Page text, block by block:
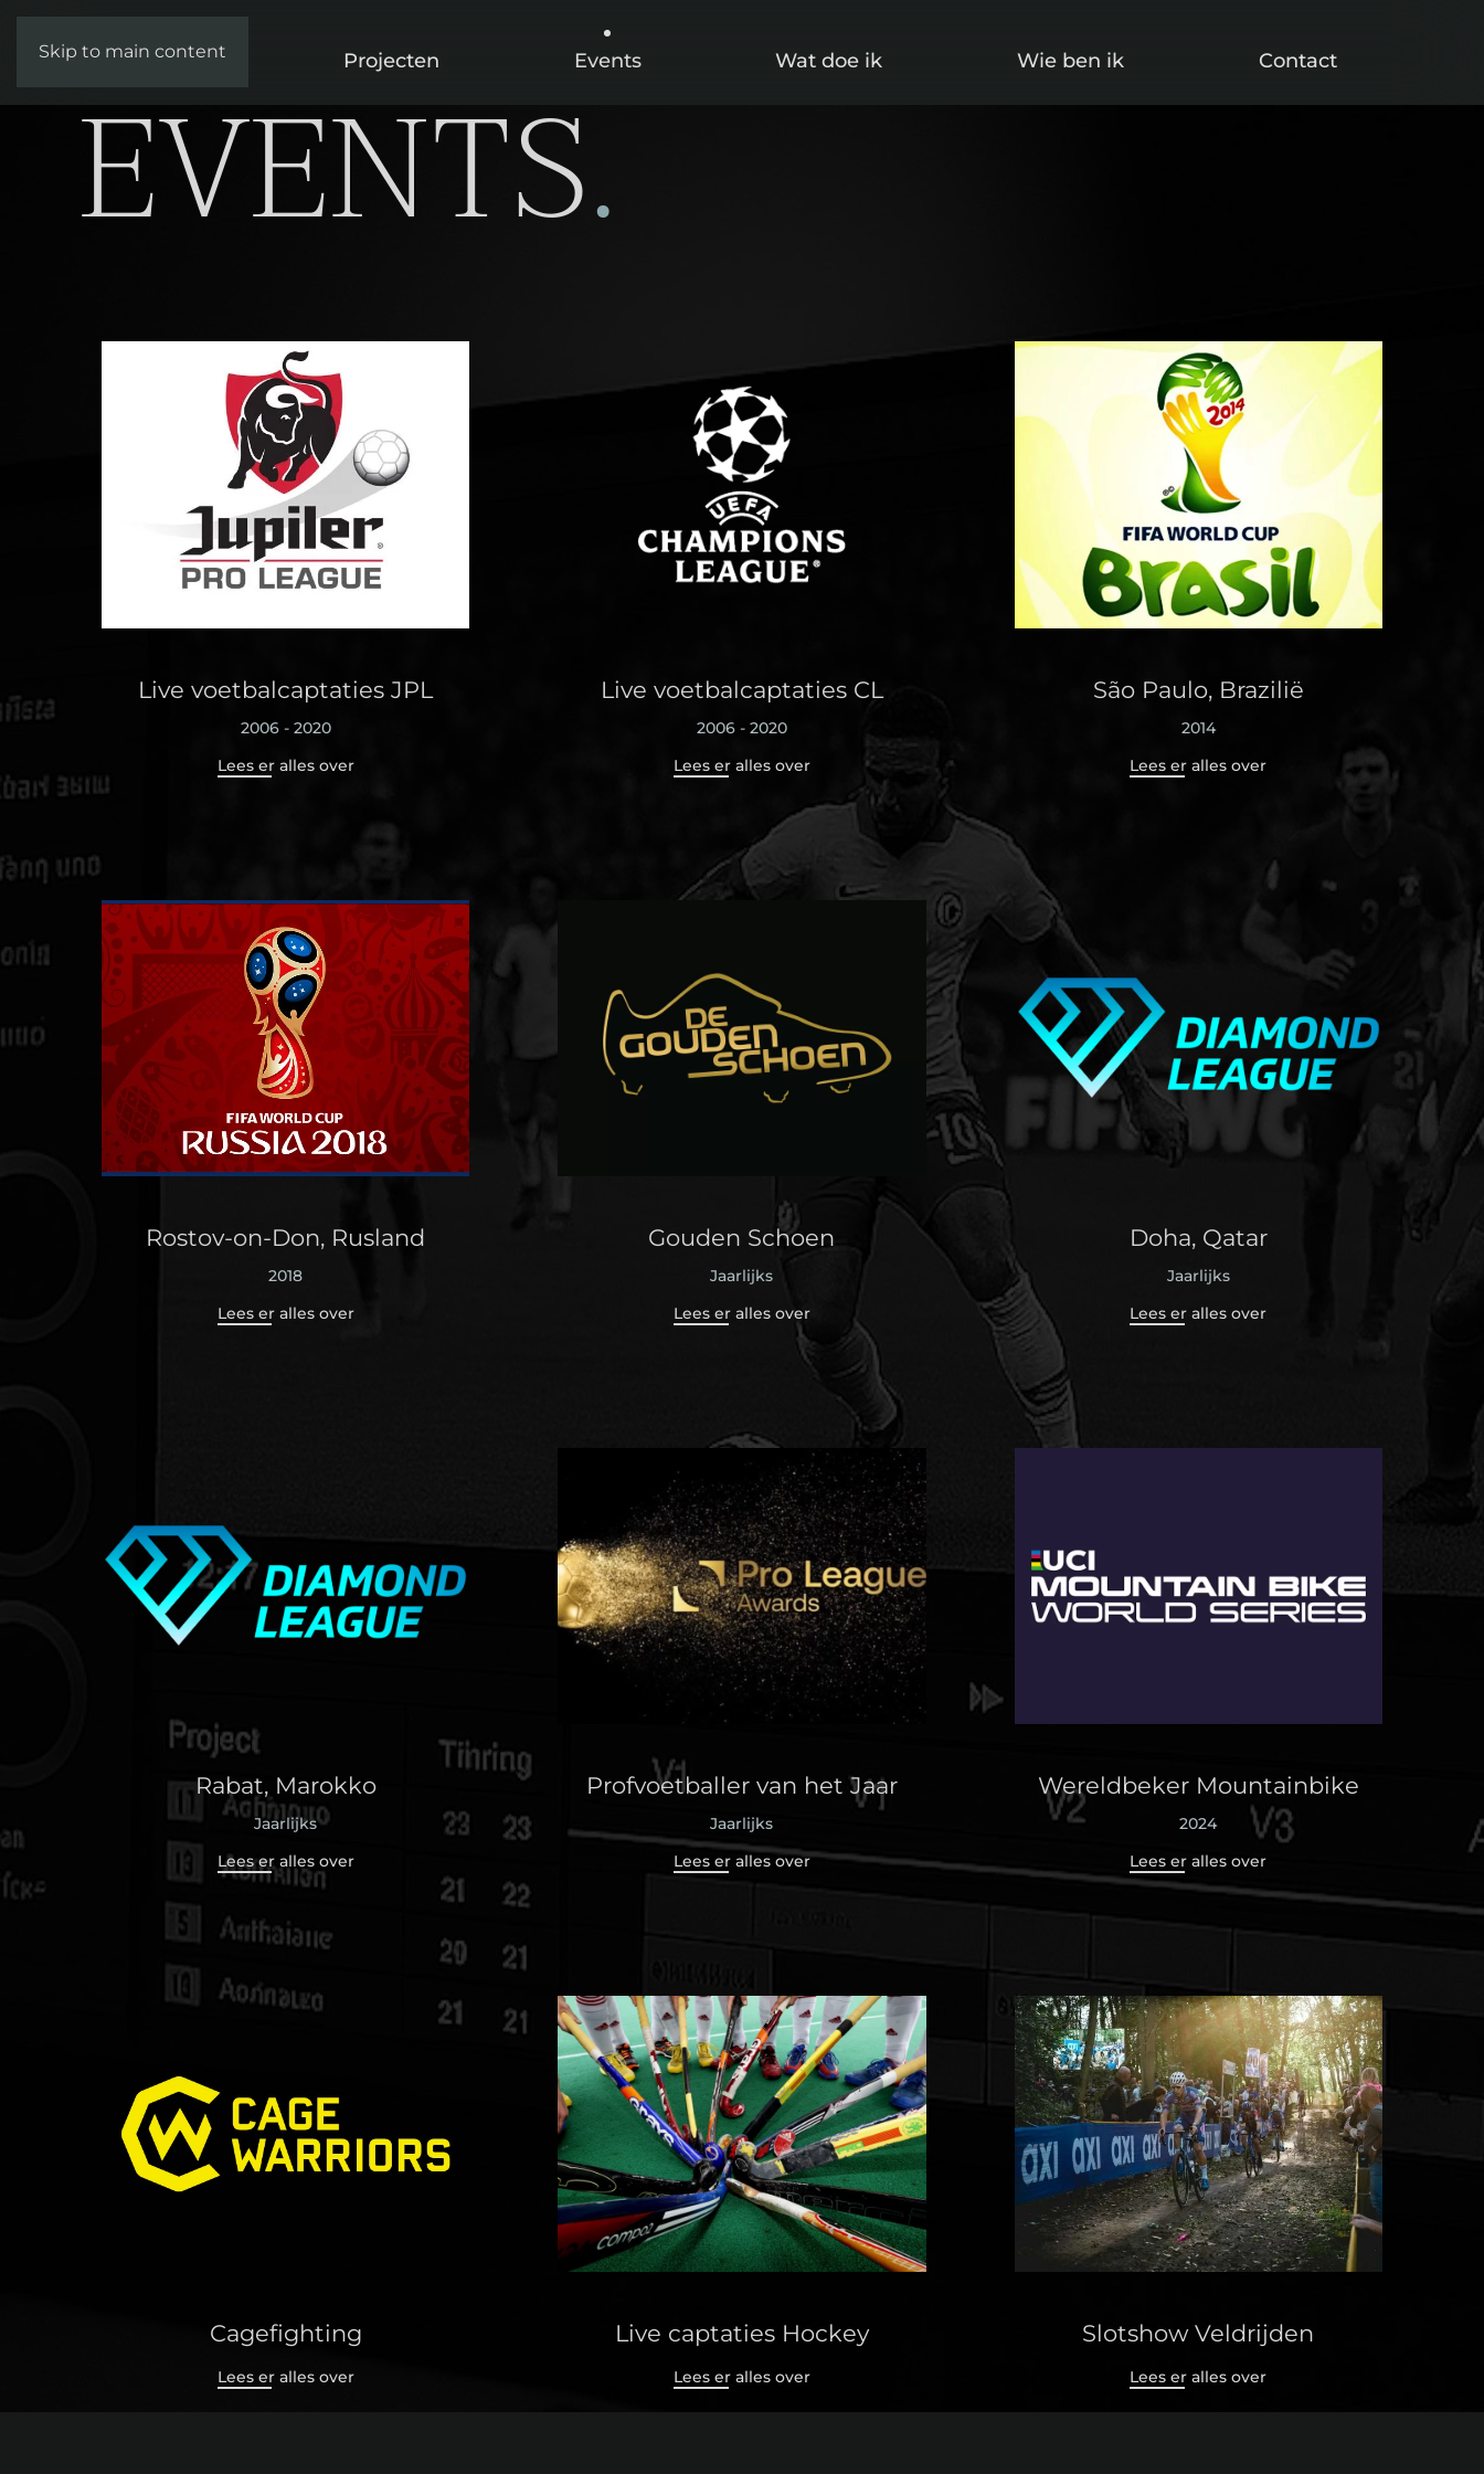
Skip to main content
Home Projecten Events Wat doe ik Wie ben ik Contact
EVENTS.
Live voetbalcaptaties JPL
2006 - 2020
Lees er alles over
Live voetbalcaptaties CL
2006 - 2020
Lees er alles over
São Paulo, Brazilië
2014
Lees er alles over
Rostov-on-Don, Rusland
2018
Lees er alles over
Gouden Schoen
Jaarlijks
Lees er alles over
Doha, Qatar
Jaarlijks
Lees er alles over
Rabat, Marokko
Jaarlijks
Lees er alles over
Profvoetballer van het Jaar
Jaarlijks
Lees er alles over
Wereldbeker Mountainbike
2024
Lees er alles over
Cagefighting
Lees er alles over
Live captaties Hockey
Lees er alles over
Slotshow Veldrijden
Lees er alles over